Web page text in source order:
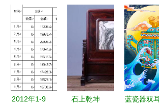
2012年1-9
石上乾坤
蓝瓷器双